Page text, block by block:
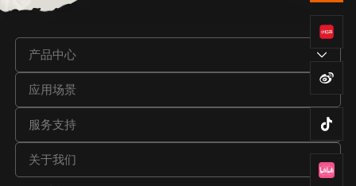
产品中心
应用场景
服务支持
关于我们